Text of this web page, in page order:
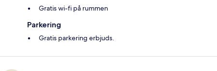
Gratis wi-fi på rummen
Parkering
Gratis parkering erbjuds.